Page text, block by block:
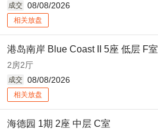
成交 08/08/2026
相关放盘
港岛南岸 Blue Coast II 5座 低层 F室
2房2厅
成交 08/08/2026
相关放盘
海德园 1期 2座 中层 C室